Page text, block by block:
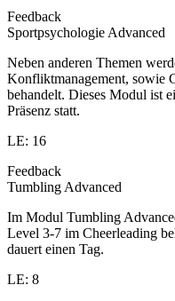
Feedback
Sportpsychologie Advanced
Neben anderen Themen
Konfliktmanagement, sowie
behandelt. Dieses Modul ist
Präsenz statt.
LE: 16
Feedback
Tumbling Advanced
Im Modul Tumbling
Level 3-7 im Cheerleading
dauert einen Tag.
LE: 8